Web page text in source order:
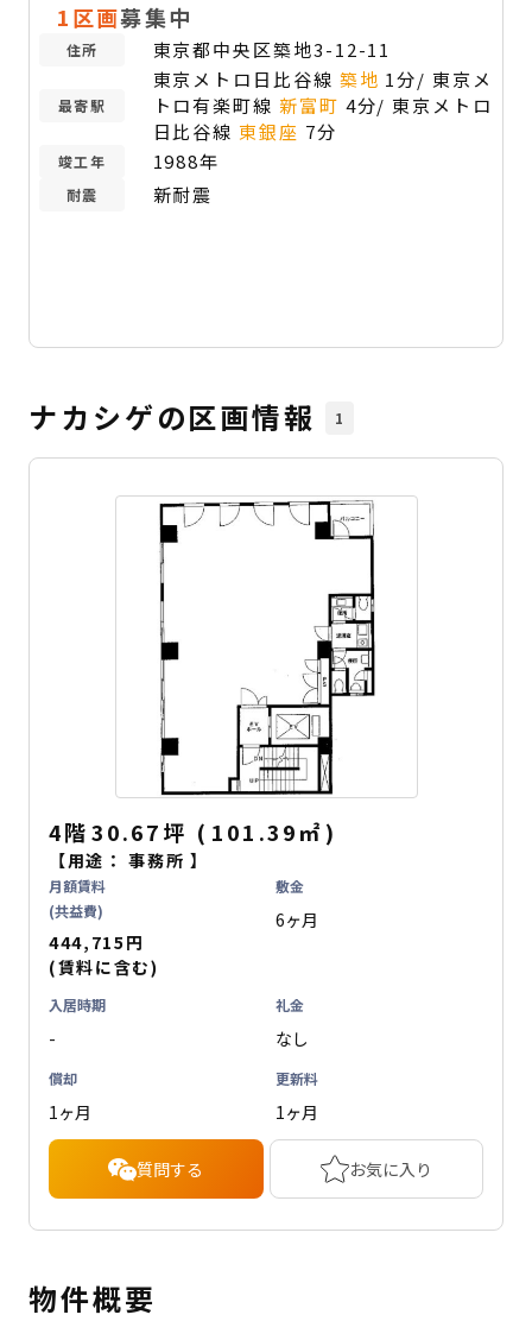
1区画募集中
住所 東京都中央区築地3-12-11
最寄駅
東京メトロ日比谷線 築地 1分/ 東京メ
トロ有楽町線 新富町 4分/ 東京メトロ
日比谷線 東銀座 7分
竣工年 1988年
耐震 新耐震
ナカシゲの区画情報 1
4階30.67坪 ( 101.39㎡ )
【用途：事務所 】
月額賃料
(共益費)
444,715円
(賃料に含む)
敷金
6ヶ月
入居時期
-
礼金
なし
償却
1ヶ月
更新料
1ヶ月
質問する お気に入り
物件概要